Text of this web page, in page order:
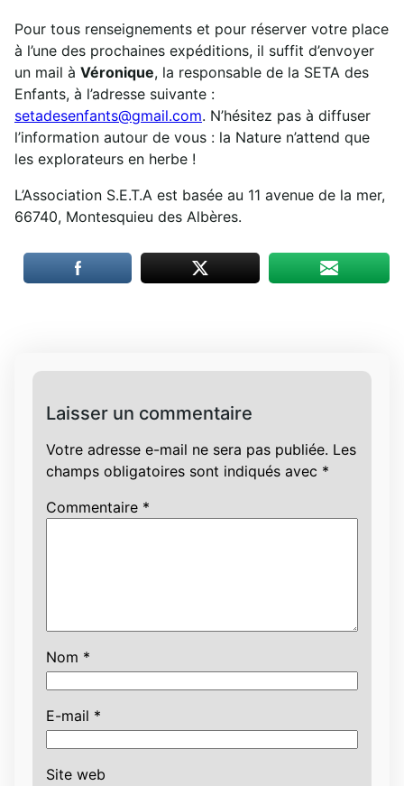
Pour tous renseignements et pour réserver votre place
à l’une des prochaines expéditions, il suffit d’envoyer
un mail à Véronique, la responsable de la SETA des
Enfants, à l’adresse suivante :
setadesenfants@gmail.com. N’hésitez pas à diffuser
l’information autour de vous : la Nature n’attend que
les explorateurs en herbe !
L’Association S.E.T.A est basée au 11 avenue de la mer,
66740, Montesquieu des Albères.
Laisser un commentaire
Votre adresse e-mail ne sera pas publiée. Les
champs obligatoires sont indiqués avec *
Commentaire *
Nom *
E-mail *
Site web